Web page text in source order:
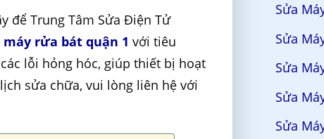
để Trung Tâm Sửa Điện Tử
máy rửa bát quận 1 với tiêu
lỗi hỏng hóc, giúp thiết bị hoạt
sửa chữa, vui lòng liên hệ với
Sửa
Sửa
Sửa
Sửa
Sửa